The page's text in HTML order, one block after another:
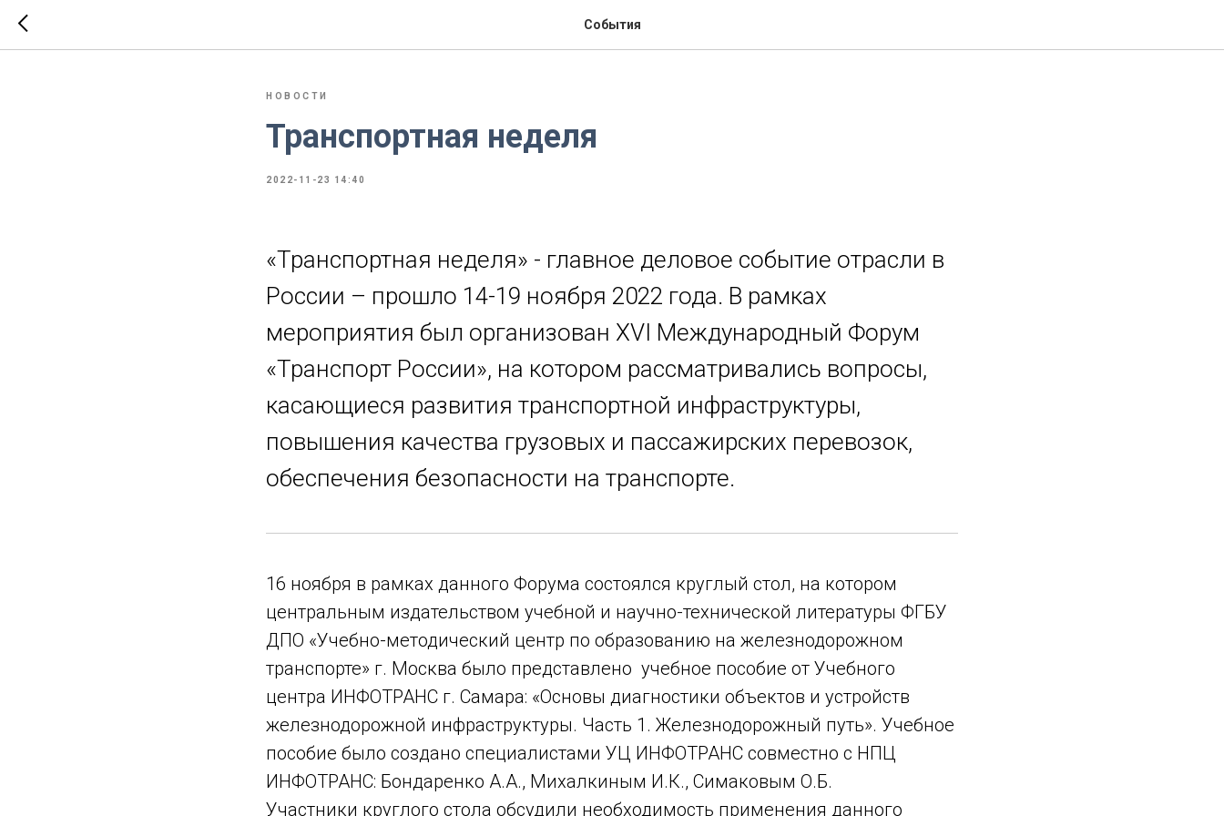
События
НОВОСТИ
Транспортная неделя
2022-11-23 14:40
«Транспортная неделя» - главное деловое событие отрасли в
России – прошло 14-19 ноября 2022 года. В рамках
мероприятия был организован XVI Международный Форум
«Транспорт России», на котором рассматривались вопросы,
касающиеся развития транспортной инфраструктуры,
повышения качества грузовых и пассажирских перевозок,
обеспечения безопасности на транспорте.
16 ноября в рамках данного Форума состоялся круглый стол, на котором
центральным издательством учебной и научно-технической литературы ФГБУ
ДПО «Учебно-методический центр по образованию на железнодорожном
транспорте» г. Москва было представлено учебное пособие от Учебного
центра ИНФОТРАНС г. Самара: «Основы диагностики объектов и устройств
железнодорожной инфраструктуры. Часть 1. Железнодорожный путь». Учебное
пособие было создано специалистами УЦ ИНФОТРАНС совместно с НПЦ
ИНФОТРАНС: Бондаренко А.А., Михалкиным И.К., Симаковым О.Б.
Участники круглого стола обсудили необходимость применения данного